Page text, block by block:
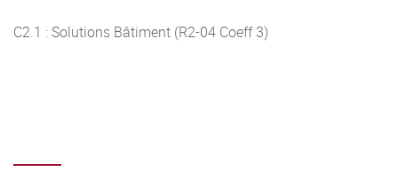
C2.1 : Solutions Bâtiment (R2-04 Coeff 3)